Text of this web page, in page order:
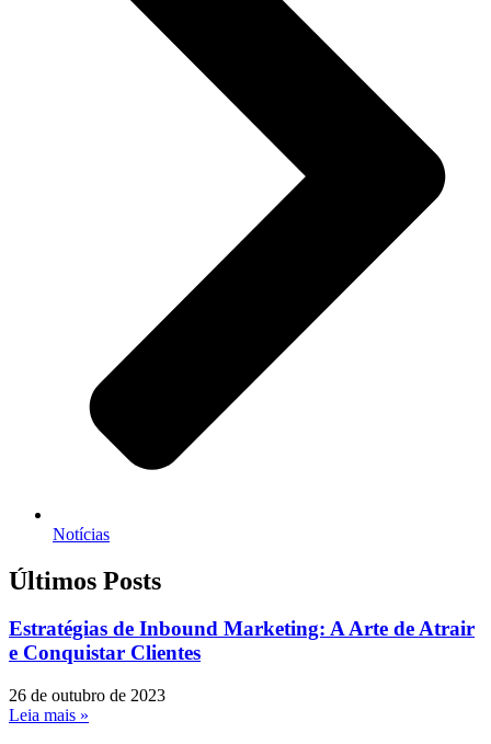
Notícias
Últimos Posts
Estratégias de Inbound Marketing: A Arte de Atrair
e Conquistar Clientes
26 de outubro de 2023
Leia mais »